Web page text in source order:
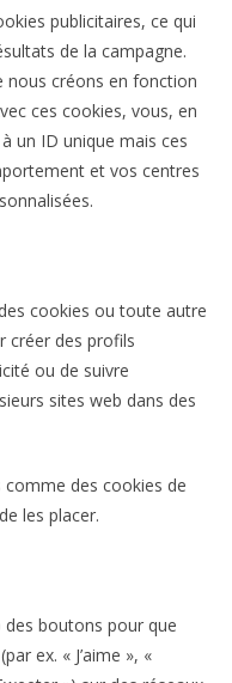
publicitaires, ce qui
de la campagne.
nous créons en fonction
ces cookies, vous, en
un ID unique mais ces
et vos centres
cookies ou toute autre
créer des profils
ou de suivre
sites web dans des
des cookies de
les placer.
boutons pour que
ex. « J’aime », «